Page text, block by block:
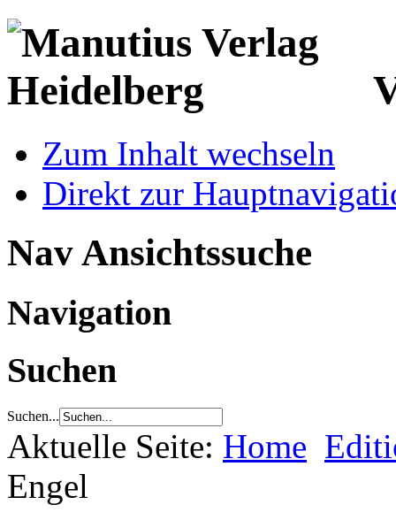
Zum Inhalt wechseln
Direkt zur
Nav Ansichtssuche
Navigation
Suchen
Suchen...
Aktuelle Seite: Home
Engel